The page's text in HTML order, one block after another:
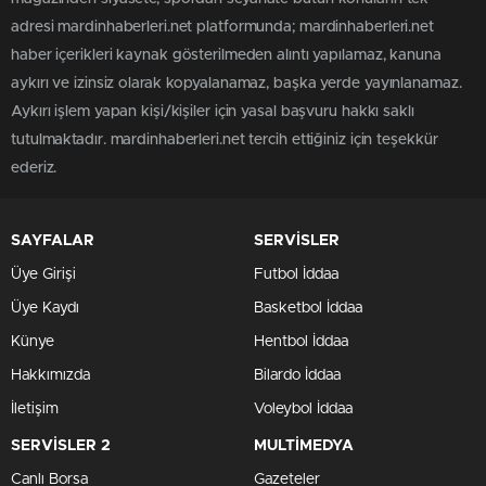
adresi mardinhaberleri.net platformunda; mardinhaberleri.net
haber içerikleri kaynak gösterilmeden alıntı yapılamaz, kanuna
aykırı ve izinsiz olarak kopyalanamaz, başka yerde yayınlanamaz.
Aykırı işlem yapan kişi/kişiler için yasal başvuru hakkı saklı
tutulmaktadır. mardinhaberleri.net tercih ettiğiniz için teşekkür
ederiz.
SAYFALAR
Üye Girişi
Üye Kaydı
Künye
Hakkımızda
İletişim
SERVİSLER
Futbol İddaa
Basketbol İddaa
Hentbol İddaa
Bilardo İddaa
Voleybol İddaa
SERVİSLER 2
Canlı Borsa
MULTİMEDYA
Gazeteler